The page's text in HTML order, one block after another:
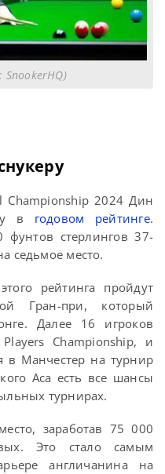
SnookerHQ)
Championship 2024 Дин
в годовом рейтинге.
стерлингов 37-
седьмое место.
рейтинга пройдут
Гран-при, который
Далее 16 игроков
Championship, и
в Манчестер на турнир
Аса есть все шансы
турнирах.
заработав 75 000
Это стало самым
англичанина на